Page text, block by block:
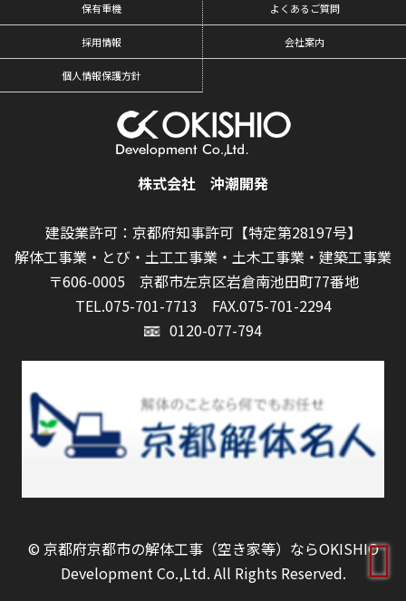
保有重機 よくあるご質問
採用情報 会社案内
個人情報保護方針
株式会社 沖潮開発
建設業許可：京都府知事許可【特定第28197号】
解体工事業・とび・土工工事業・土木工事業・建築工事業
〒606-0005 京都市左京区岩倉南池田町77番地
TEL.075-701-7713 FAX.075-701-2294
0120-077-794
© 京都府京都市の解体工事（空き家等）ならOKISHIO
Development Co.,Ltd. All Rights Reserved.